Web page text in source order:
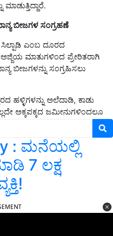
ಬೀಜಗಳ ಸಂಗ್ರಹಣೆ
ಎಂಬ ದೂರದ
ಮಾತುಗಳಿಂದ ಪ್ರೇರಿತರಾಗಿ
ಬೀಜಗಳನ್ನು ಸಂಗ್ರಹಿಸಲು
ಹಳ್ಳಿಗಳನ್ನು ಅಲೆದಾಡಿ, ಕಾಡು
ಅಕ್ಕಪಕ್ಕದ ಜಮೀನುಗಳಿಂದಲೂ
: ಮನೆಯಲ್ಲಿ
7 ಲಕ್ಷ